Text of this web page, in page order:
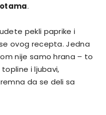
.
pekli paprike i
ovog recepta. Jedna
nije samo hrana – to
i ljubavi,
da se deli sa